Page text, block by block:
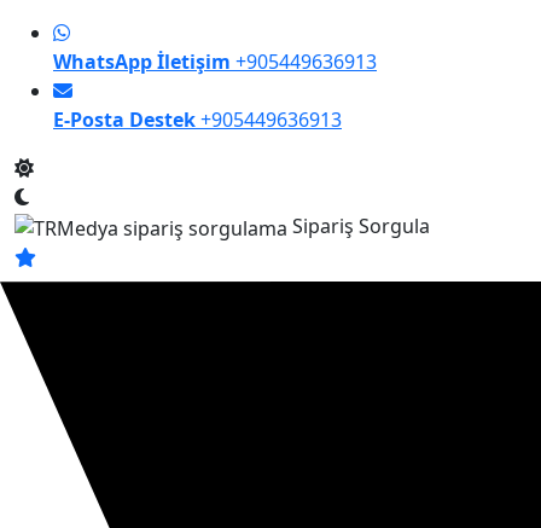
WhatsApp İletişim +905449636913
E-Posta Destek+905449636913
Sipariş Sorgula